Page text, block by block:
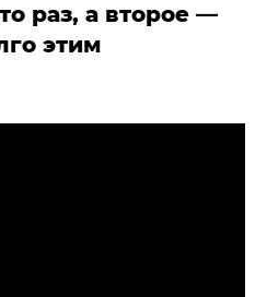
раз, а второе —
этим